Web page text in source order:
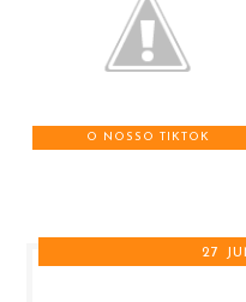
O NOSSO TIKTOK
27